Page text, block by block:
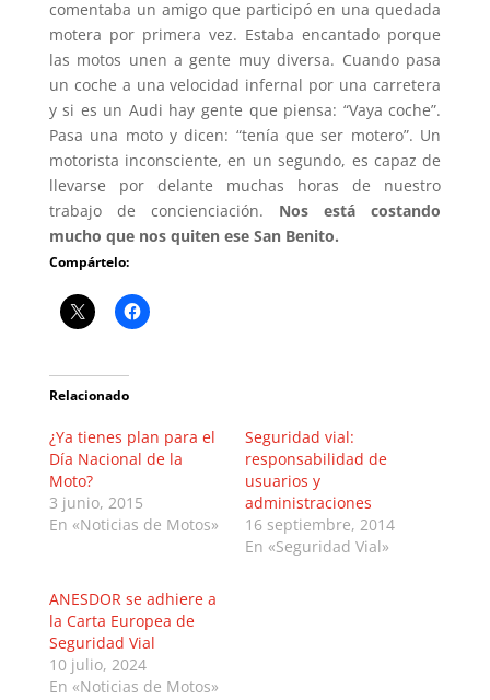
comentaba un amigo que participó en una quedada
motera por primera vez. Estaba encantado porque
las motos unen a gente muy diversa. Cuando pasa
un coche a una velocidad infernal por una carretera
y si es un Audi hay gente que piensa: “Vaya coche”.
Pasa una moto y dicen: “tenía que ser motero”. Un
motorista inconsciente, en un segundo, es capaz de
llevarse por delante muchas horas de nuestro
trabajo de concienciación. Nos está costando
mucho que nos quiten ese San Benito.
Compártelo:
Relacionado
¿Ya tienes plan para el
Día Nacional de la
Moto?
3 junio, 2015
En «Noticias de Motos»
Seguridad vial:
responsabilidad de
usuarios y
administraciones
16 septiembre, 2014
En «Seguridad Vial»
ANESDOR se adhiere a
la Carta Europea de
Seguridad Vial
10 julio, 2024
En «Noticias de Motos»